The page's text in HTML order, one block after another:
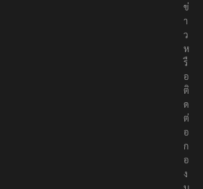
ข่
า
ว
ห
รื
อ
ติ
ด
ต่
อ
ก
อ
ง